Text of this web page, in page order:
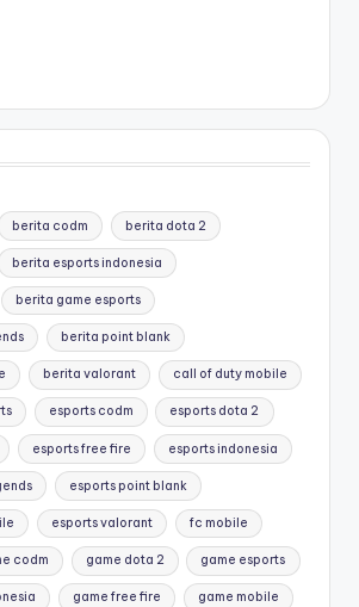
berita codm berita dota 2
berita esports indonesia
berita game esports
berita point blank
berita valorant call of duty mobile
esports codm esports dota 2
esports free fire esports indonesia
esports point blank
esports valorant fc mobile
codm game dota 2 game esports
game free fire game mobile